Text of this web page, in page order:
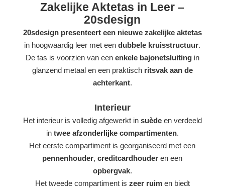
Zakelijke Aktetas in Leer –
20sdesign
20sdesign presenteert een nieuwe zakelijke aktetas
in hoogwaardig leer met eendubbele kruisstructuur.
De tas is voorzien van een enkele bajonetsluitingin
glanzend metaal en een praktisch ritsvak aan de
achterkant.
Interieur
Het interieur is volledig afgewerkt in suèdeen verdeeld
in twee afzonderlijke compartimenten.
Het eerste compartiment is georganiseerd met een
pennenhouder,creditcardhouder en een
opbergvak.
Het tweede compartiment is zeer ruimen biedt